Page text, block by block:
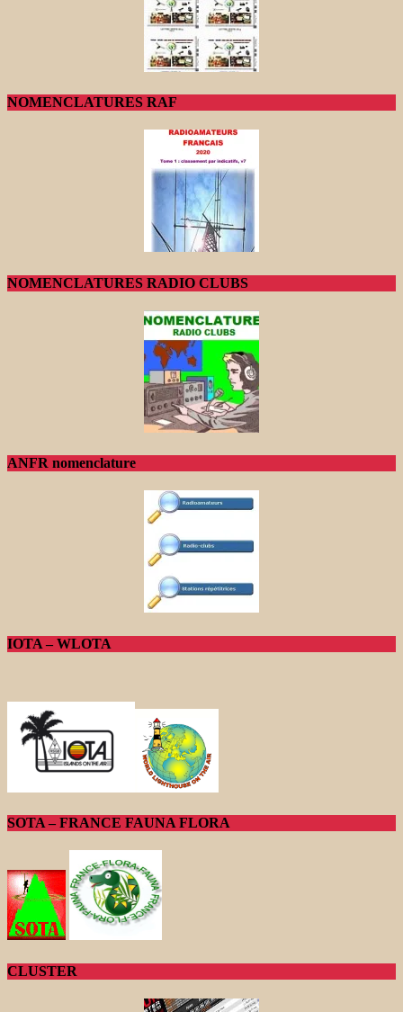
NOMENCLATURES RAF
NOMENCLATURES RADIO CLUBS
ANFR nomenclature
IOTA – WLOTA
SOTA – FRANCE FAUNA FLORA
CLUSTER